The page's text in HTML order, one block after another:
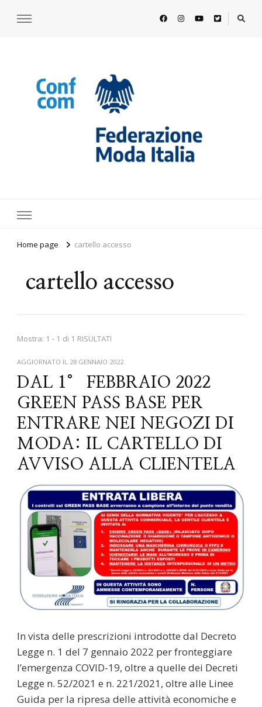
Home page cartello accesso
cartello accesso
Mostra: 1 - 1 di 1 RISULTATI
AGGIORNATO IL 28 GENNAIO 2022
DAL 1° FEBBRAIO 2022
GREEN PASS BASE PER
ENTRARE NEI NEGOZI DI
MODA: IL CARTELLO DI
AVVISO ALLA CLIENTELA
In vista delle prescrizioni introdotte dal Decreto
Legge n. 1 del 7 gennaio 2022 per fronteggiare
l’emergenza COVID-19, oltre a quelle dei Decreti
Legge n. 52/2021 e n. 221/2021, oltre alle Linee
Guida per la ripresa delle attività economiche e